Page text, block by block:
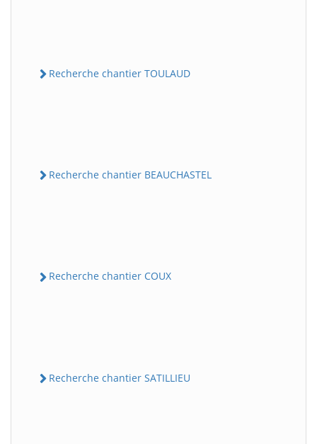
Recherche chantier TOULAUD
Recherche chantier BEAUCHASTEL
Recherche chantier COUX
Recherche chantier SATILLIEU